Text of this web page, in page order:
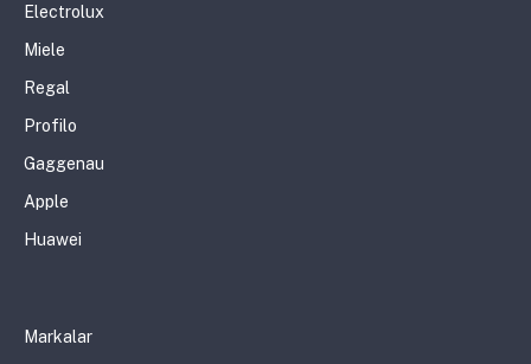
Electrolux
Miele
Regal
Profilo
Gaggenau
Apple
Huawei
Markalar